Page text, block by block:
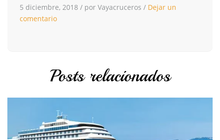
5 diciembre, 2018 / por Vayacruceros / Dejar un
comentario
Posts relacionados